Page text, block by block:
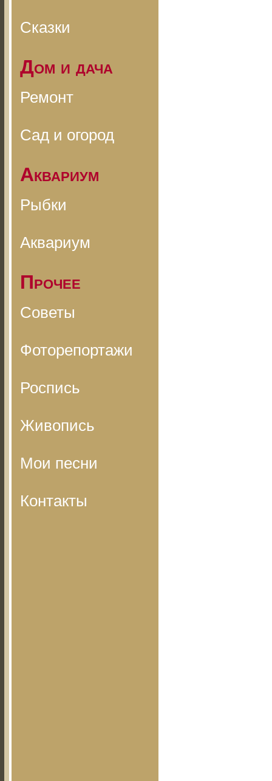
Сказки
Дом и дача
Ремонт
Сад и огород
Аквариум
Рыбки
Аквариум
Прочее
Советы
Фоторепортажи
Роспись
Живопись
Мои песни
Контакты